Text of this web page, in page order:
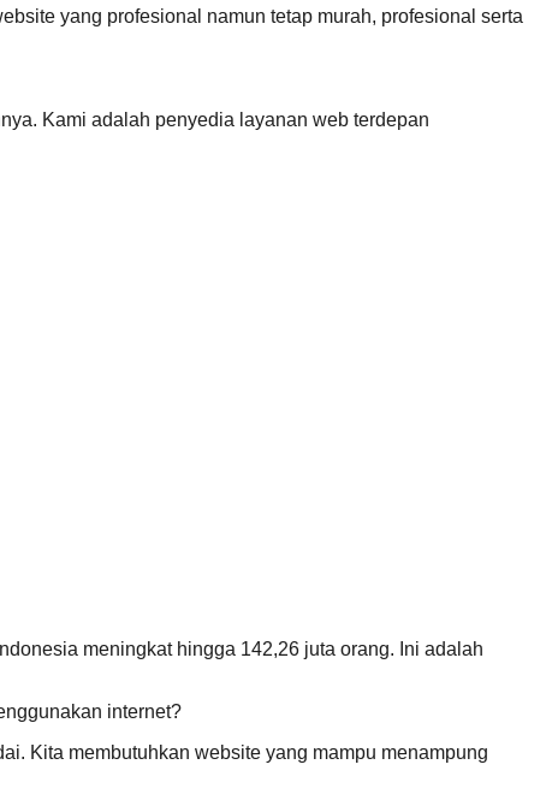
yang profesional namun tetap murah, profesional serta
Kami adalah penyedia layanan web terdepan
meningkat hingga 142,26 juta orang. Ini adalah
internet?
Kita membutuhkan website yang mampu menampung